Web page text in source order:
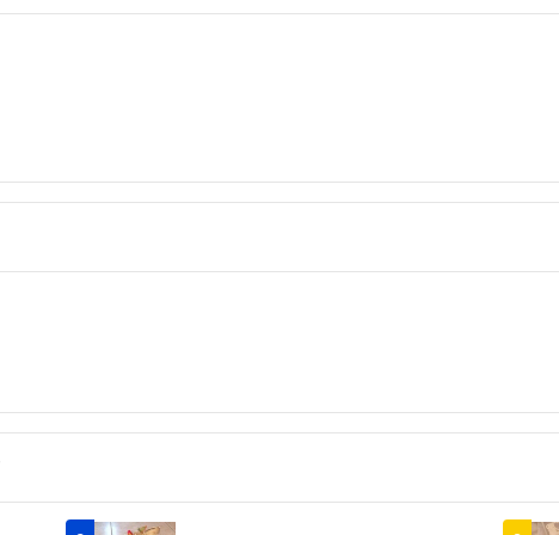
交渉をされた際
●衣類の着用画像
●検品はしており
●ご不明な点は必